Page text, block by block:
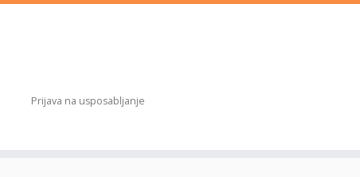
Prijava na usposabljanje